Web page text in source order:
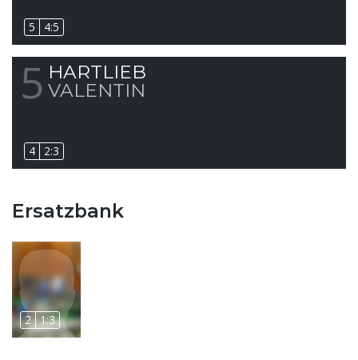
5 4:5
5 HARTLIEB
VALENTIN
4 2:3
Ersatzbank
2 1:3